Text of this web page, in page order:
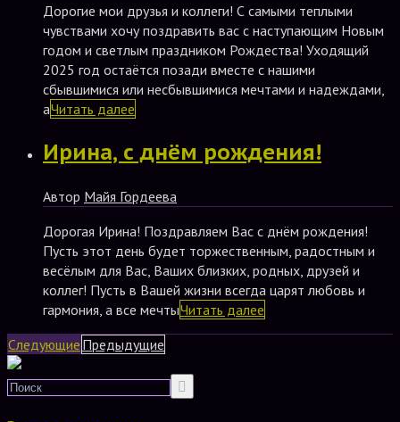
Дорогие мои друзья и коллеги! С самыми теплыми
чувствами хочу поздравить вас с наступающим Новым
годом и светлым праздником Рождества! Уходящий
2025 год остаётся позади вместе с нашими
сбывшимися или несбывшимися мечтами и надеждами,
аЧитать далее
Ирина, с днём рождения!
Автор Майя Гордеева
Дорогая Ирина! Поздравляем Вас с днём рождения!
Пусть этот день будет торжественным, радостным и
весёлым для Вас, Ваших близких, родных, друзей и
коллег! Пусть в Вашей жизни всегда царят любовь и
гармония, а все мечтыЧитать далее
Следующие Предыдущие